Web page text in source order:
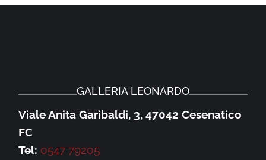
GALLERIA LEONARDO
Viale Anita Garibaldi, 3, 47042 Cesenatico
FC
Tel: 0547 79205